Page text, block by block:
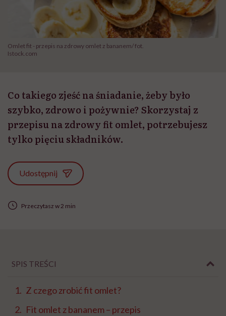
Omlet fit - przepis na zdrowy omlet z bananem/ fot.
Istock.com
Co takiego zjeść na śniadanie, żeby było
szybko, zdrowo i pożywnie? Skorzystaj z
przepisu na zdrowy fit omlet, potrzebujesz
tylko pięciu składników.
Udostępnij
Przeczytasz w 2 min
SPIS TREŚCI
Z czego zrobić fit omlet?
Fit omlet z bananem – przepis